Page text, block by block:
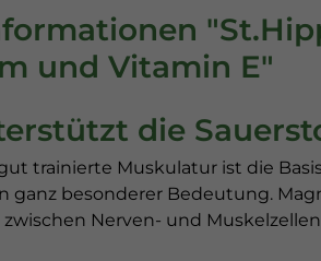
und Vitamin E"
die
trainierte Muskulatur ist die
ganz besonderer Bedeutung.
Nerven- und